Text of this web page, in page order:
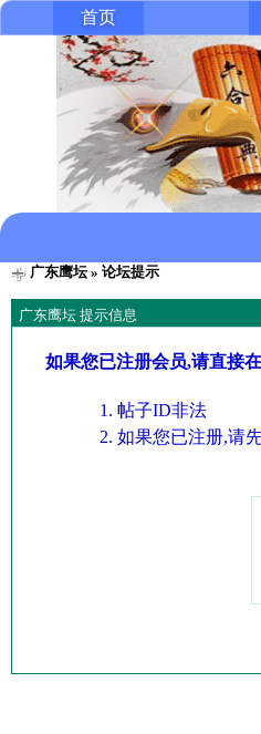
首页
广东鹰坛» 论坛提示
广东鹰坛 提示信息
如果您已注册会员,请直接
帖子ID非法
如果您已注册,请